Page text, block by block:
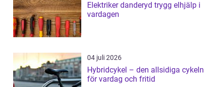
Elektriker danderyd trygg elhjälp i
vardagen
04 juli 2026
Hybridcykel – den allsidiga cykeln
för vardag och fritid